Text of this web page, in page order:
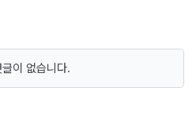
이 없습니다.